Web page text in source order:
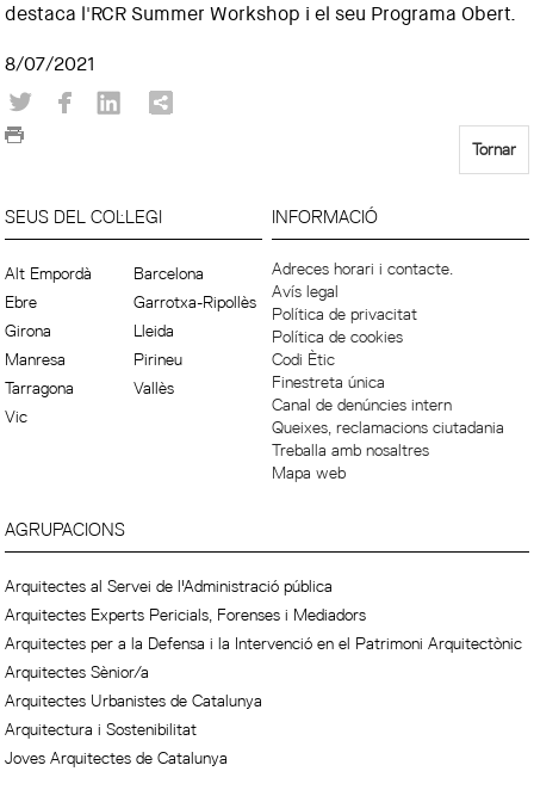
destaca l'RCR Summer Workshop i el seu Programa Obert.
8/07/2021
Tornar
SEUS DEL COL·LEGI
Alt Empordà
Barcelona
Ebre
Garrotxa-Ripollès
Girona
Lleida
Manresa
Pirineu
Tarragona
Vallès
Vic
INFORMACIÓ
Adreces horari i contacte.
Avís legal
Política de privacitat
Política de cookies
Codi Ètic
Finestreta única
Canal de denúncies intern
Queixes, reclamacions ciutadania
Treballa amb nosaltres
Mapa web
AGRUPACIONS
Arquitectes al Servei de l'Administració pública
Arquitectes Experts Pericials, Forenses i Mediadors
Arquitectes per a la Defensa i la Intervenció en el Patrimoni Arquitectònic
Arquitectes Sènior/a
Arquitectes Urbanistes de Catalunya
Arquitectura i Sostenibilitat
Joves Arquitectes de Catalunya